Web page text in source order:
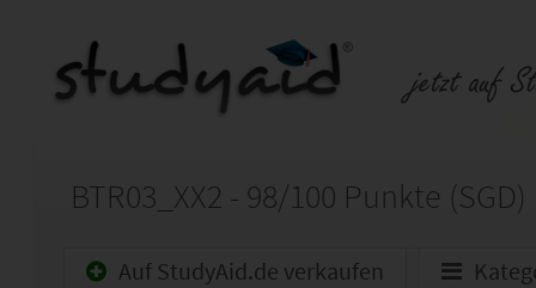
BTR03_XX2 - 98/100 Punkte (SGD)
Auf StudyAid.de verkaufen